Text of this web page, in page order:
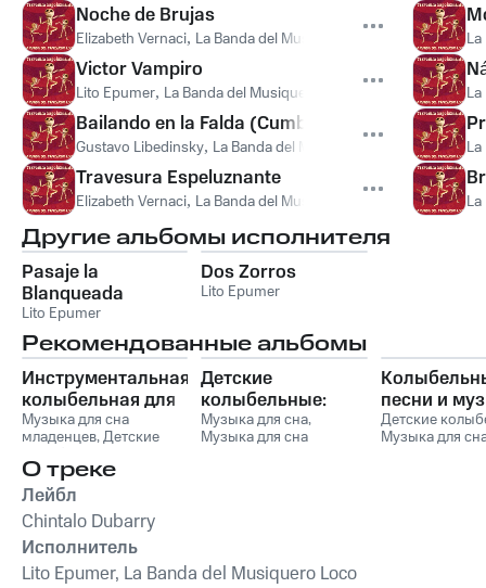
Noche de Brujas
Elizabeth Vernaci, La Banda del Musiquero Loco
Victor Vampiro
Lito Epumer, La Banda del Musiquero Loco
Bailando en la Falda (Cumbia Turística)
Gustavo Libedinsky, La Banda del Musiquero Loco
Travesura Espeluznante
Elizabeth Vernaci, La Banda del Musiquero Loco
Другие альбомы исполнителя
Pasaje la
Blanqueada
Lito Epumer
Dos Zorros
Lito Epumer
Рекомендованные альбомы
Инструментальная
колыбельная для
малышей со
звуками природы
Музыка для сна
младенцев,Детские
для сна малыша
Колыбельная музыка
для детей и младенцев
Детские
колыбельные:
Нежная
успокаивающая
Музыка для сна,
Музыка для сна
песни и
для сна
младенцев
Детские
Музыка для
О треке
Лейбл
Chintalo Dubarry
Исполнитель
Lito Epumer, La Banda del Musiquero Loco